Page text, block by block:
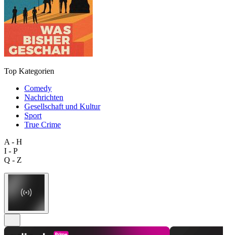
Top Kategorien
Comedy
Nachrichten
Gesellschaft und Kultur
Sport
True Crime
A - H
I - P
Q - Z